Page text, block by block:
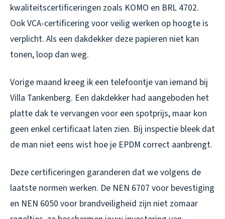
kwaliteitscertificeringen zoals KOMO en BRL 4702.
Ook VCA-certificering voor veilig werken op hoogte is
verplicht. Als een dakdekker deze papieren niet kan
tonen, loop dan weg.
Vorige maand kreeg ik een telefoontje van iemand bij
Villa Tankenberg. Een dakdekker had aangeboden het
platte dak te vervangen voor een spotprijs, maar kon
geen enkel certificaat laten zien. Bij inspectie bleek dat
de man niet eens wist hoe je EPDM correct aanbrengt.
Deze certificeringen garanderen dat we volgens de
laatste normen werken. De NEN 6707 voor bevestiging
en NEN 6050 voor brandveiligheid zijn niet zomaar